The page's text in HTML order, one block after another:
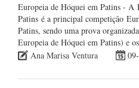
Europeia de Hóquei em Patins - A
Patins é a principal competição
Patins, sendo uma prova
Europeia de Hóquei em Patins) e
Ana Marisa Ventura